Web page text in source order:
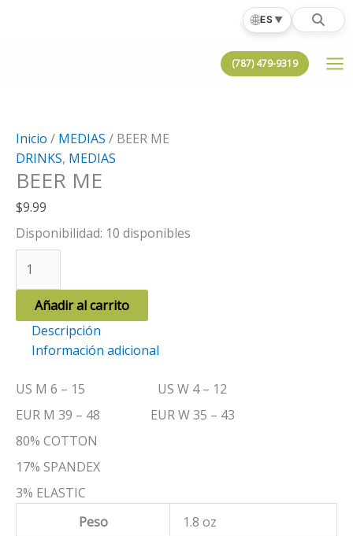
🌐ES▼
(787) 479-9319
Inicio / MEDIAS / BEER ME
DRINKS, MEDIAS
BEER ME
$9.99
Disponibilidad: 10 disponibles
ME
cantidad
Añadir al carrito
Descripción
Información adicional
US M 6 – 15 US W 4 – 12
EUR M 39 – 48 EUR W 35 – 43
80% COTTON
17% SPANDEX
3% ELASTIC
Peso
1.8 oz